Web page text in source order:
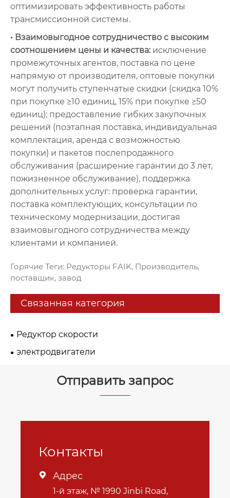
оптимизировать эффективность работы
трансмиссионной системы.
• Взаимовыгодное сотрудничество с высоким
соотношением цены и качества:исключение
промежуточных агентов, поставка по цене
напрямую от производителя, оптовые покупки
могут получить ступенчатые скидки (скидка 10%
при покупке ≥10 единиц, 15% при покупке ≥50
единиц); предоставление гибких закупочных
решений (поэтапная поставка, индивидуальная
комплектация, аренда с возможностью
покупки) и пакетов послепродажного
обслуживания (расширение гарантии до 3 лет,
пожизненное обслуживание), поддержка
дополнительных услуг: проверка гарантии,
поставка комплектующих, консультации по
техническому модернизации, достигая
взаимовыгодного сотрудничества между
клиентами и компанией.
Горячие Теги: Редукторы FAIK, Производитель,
поставщик, завод
Связанная категория
Редуктор скорости
электродвигатели
Отправить запрос
Контакты
 Адрес
1-й этаж, № 1990 Jinbi Road,